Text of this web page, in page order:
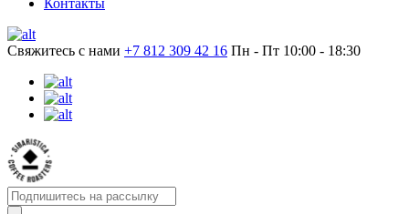
Свяжитесь с нами +7 812 309 42 16 Пн - Пт 10:00 - 18:30